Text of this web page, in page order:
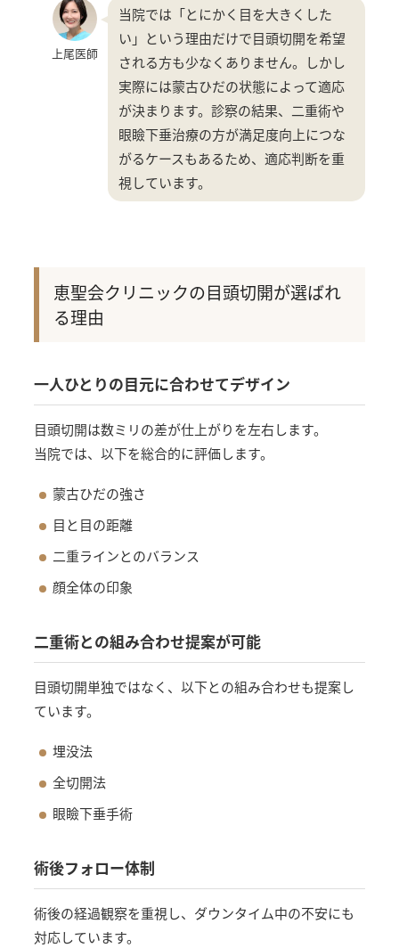
上尾医師
当院では「とにかく目を大きくした
い」という理由だけで目頭切開を希望
される方も少なくありません。しかし
実際には蒙古ひだの状態によって適応
が決まります。診察の結果、二重術や
眼瞼下垂治療の方が満足度向上につな
がるケースもあるため、適応判断を重
視しています。
恵聖会クリニックの目頭切開が選ばれ
る理由
一人ひとりの目元に合わせてデザイン
目頭切開は数ミリの差が仕上がりを左右します。
当院では、以下を総合的に評価します。
蒙古ひだの強さ
目と目の距離
二重ラインとのバランス
顔全体の印象
二重術との組み合わせ提案が可能
目頭切開単独ではなく、以下との組み合わせも提案し
ています。
埋没法
全切開法
眼瞼下垂手術
術後フォロー体制
術後の経過観察を重視し、ダウンタイム中の不安にも
対応しています。